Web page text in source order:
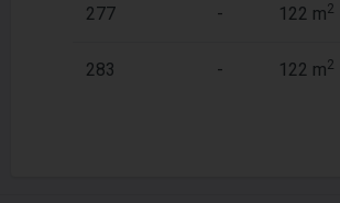
277 - 122 m2
283 - 122 m2